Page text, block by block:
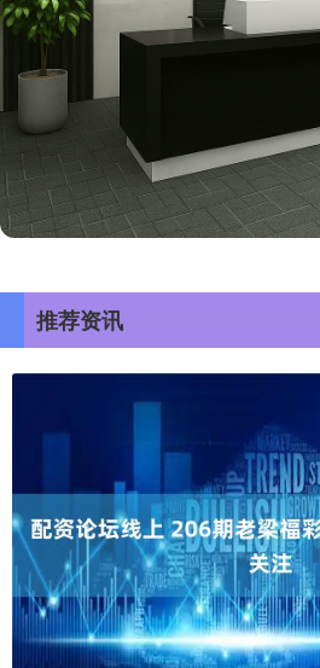
推荐资讯